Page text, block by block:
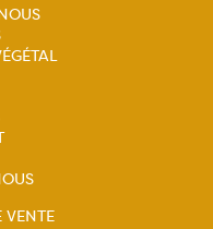
VENTE